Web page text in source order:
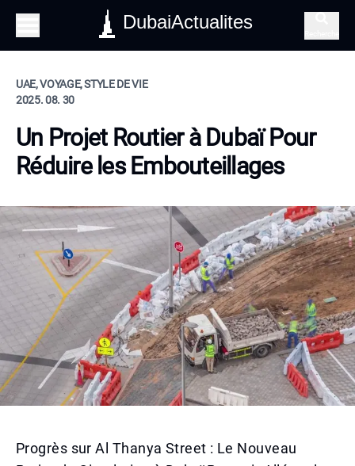
DubaiActualites
UAE, VOYAGE, STYLE DE VIE
2025. 08. 30
Un Projet Routier à Dubaï Pour
Réduire les Embouteillages
Progrès sur Al Thanya Street : Le Nouveau